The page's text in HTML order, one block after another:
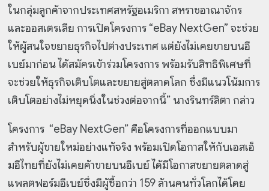
ในกลุ่มลูกค้าจากประเทศสหรัฐอเมริกา สหราชอาณาจักร
และออสเตรเลีย การเปิดโครงการ “eBay NextGen” จะช่วย
ให้ผู้สนใจขยายธุรกิจไปต่างประเทศ แต่ยังไม่เคยขายบนอี
เบย์มาก่อน ได้สมัครเข้าร่วมโครงการ พร้อมรับสิทธิพิเศษที่
จะช่วยให้ธุรกิจเติบโตและขยายสู่ตลาดโลก ซึ่งมีแนวโน้มการ
เติบโตอย่างไม่หยุดนิ่งในช่วงต่อจากนี้” นางรินทร์ลิตา กล่าว
โครงการ “eBay NextGen” คือโครงการที่ออกแบบมา
สำหรับผู้ขายใหม่อย่างแท้จริง พร้อมเปิดโอกาสให้กับเอสเอ็
มอีไทยที่ยังไม่เคยค้าขายบนอีเบย์ ได้มีโอกาสขยายตลาดสู่
แพลตฟอร์มอีเบย์ซึ่งมีผู้ซื้อกว่า 159 ล้านคนทั่วโลกได้โดย